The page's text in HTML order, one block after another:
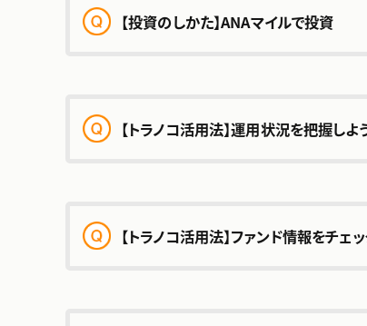
【投資のしかた】ANAマイルで投資
【トラノコ活用法】運⽤状況を把握しよ
【トラノコ活⽤法】ファンド情報をチェ